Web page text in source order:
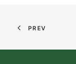
PREV